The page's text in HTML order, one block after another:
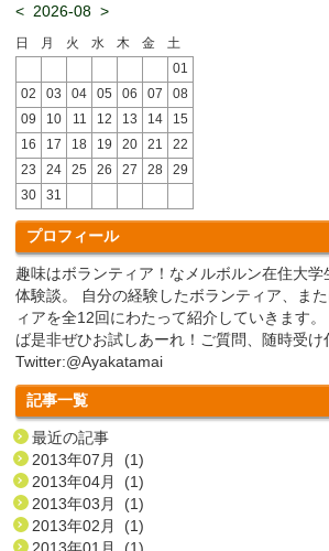
< 2026-08 >
日 月 火 水 木 金
土
01
02
03 04 05 06 07
08
09
10 11 12 13 14
15
16
17 18 19 20 21
22
23
24 25 26 27 28
29
30
31
プロフィール
趣味はボランティア！なメルボルン在住大
体験談。 自分の経験したボランティア、ま
ィアを全12回にわたって紹介していきます
ば是非ぜひお試しあーれ！ご質問、随時受け
Twitter:@Ayakatamai
記事一覧
最近の記事
2013年07月 (1)
2013年04月 (1)
2013年03月 (1)
2013年02月 (1)
2013年01月 (1)